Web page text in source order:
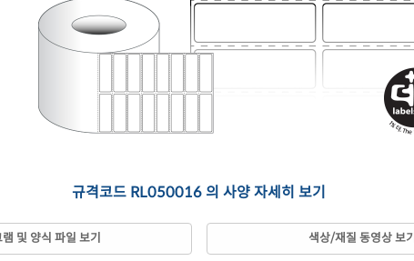
규격코드 RL050016 의 사양 자세히 보기
및 양식 파일 보기 색상/재질 동영상 보기